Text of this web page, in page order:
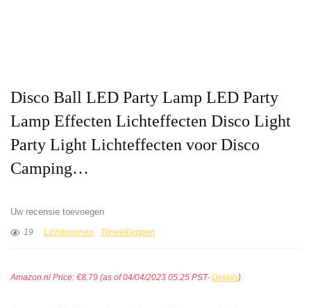
Disco Ball LED Party Lamp LED Party
Lamp Effecten Lichteffecten Disco Light
Party Light Lichteffecten voor Disco
Camping…
Uw recensie toevoegen
19 Lichtbronnen Toneellampen
Amazon.nl Price: €8.79 (as of 04/04/2023 05:25 PST- Details)